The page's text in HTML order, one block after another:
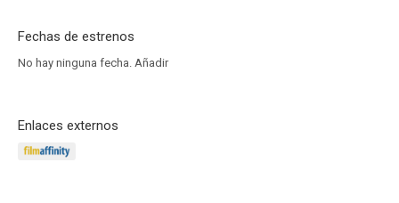
Fechas de estrenos
No hay ninguna fecha. Añadir
Enlaces externos